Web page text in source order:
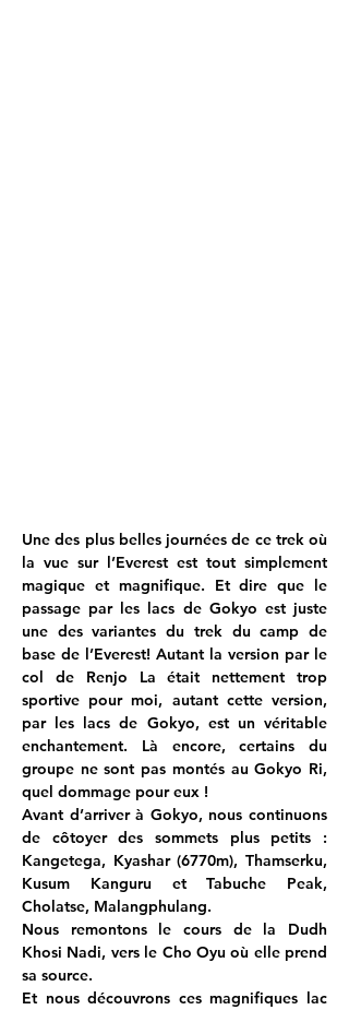
Une des plus belles journées de ce trek où
la vue sur l’Everest est tout simplement
magique et magnifique. Et dire que le
passage par les lacs de Gokyo est juste
une des variantes du trek du camp de
base de l’Everest! Autant la version par le
col de Renjo La était nettement trop
sportive pour moi, autant cette version,
par les lacs de Gokyo, est un véritable
enchantement. Là encore, certains du
groupe ne sont pas montés au Gokyo Ri,
quel dommage pour eux !
Avant d’arriver à Gokyo, nous continuons
de côtoyer des sommets plus petits :
Kangetega, Kyashar (6770m), Thamserku,
Kusum Kanguru et Tabuche Peak,
Cholatse, Malangphulang.
Nous remontons le cours de la Dudh
Khosi Nadi, vers le Cho Oyu où elle prend
sa source.
Et nous découvrons ces magnifiques lac